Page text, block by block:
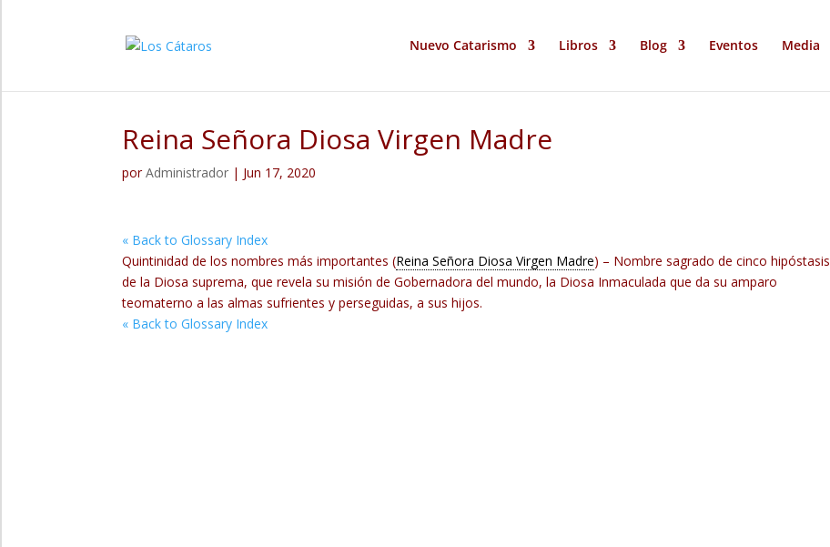
Nuevo Catarismo Libros Blog Eventos Media
Reina Señora Diosa Virgen Madre
porAdministrador | Jun 17, 2020
« Back to Glossary Index
Quintinidad de los nombres más importantes (Reina Señora Diosa Virgen Madre) – Nombre sagrado de cinco hipóstasis
de la Diosa suprema, que revela su misión de Gobernadora del mundo, la Diosa Inmaculada que da su amparo
teomaterno a las almas sufrientes y perseguidas, a sus hijos.
« Back to Glossary Index